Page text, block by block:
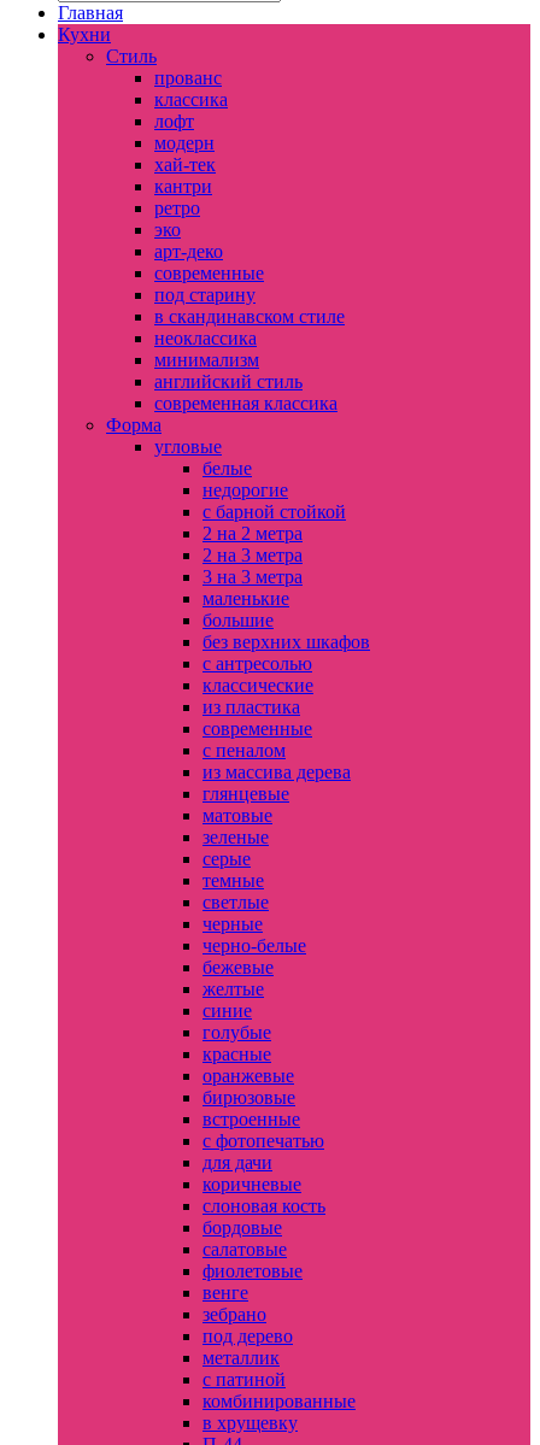
Главная
Кухни
Стиль
прованс
классика
лофт
модерн
хай-тек
кантри
ретро
эко
арт-деко
современные
под старину
в скандинавском стиле
неоклассика
минимализм
английский стиль
современная классика
Форма
угловые
белые
недорогие
с барной стойкой
2 на 2 метра
2 на 3 метра
3 на 3 метра
маленькие
большие
без верхних шкафов
с антресолью
классические
из пластика
современные
с пеналом
из массива дерева
глянцевые
матовые
зеленые
серые
темные
светлые
черные
черно-белые
бежевые
желтые
синие
голубые
красные
оранжевые
бирюзовые
встроенные
с фотопечатью
для дачи
коричневые
слоновая кость
бордовые
салатовые
фиолетовые
венге
зебрано
под дерево
металлик
с патиной
комбинированные
в хрущевку